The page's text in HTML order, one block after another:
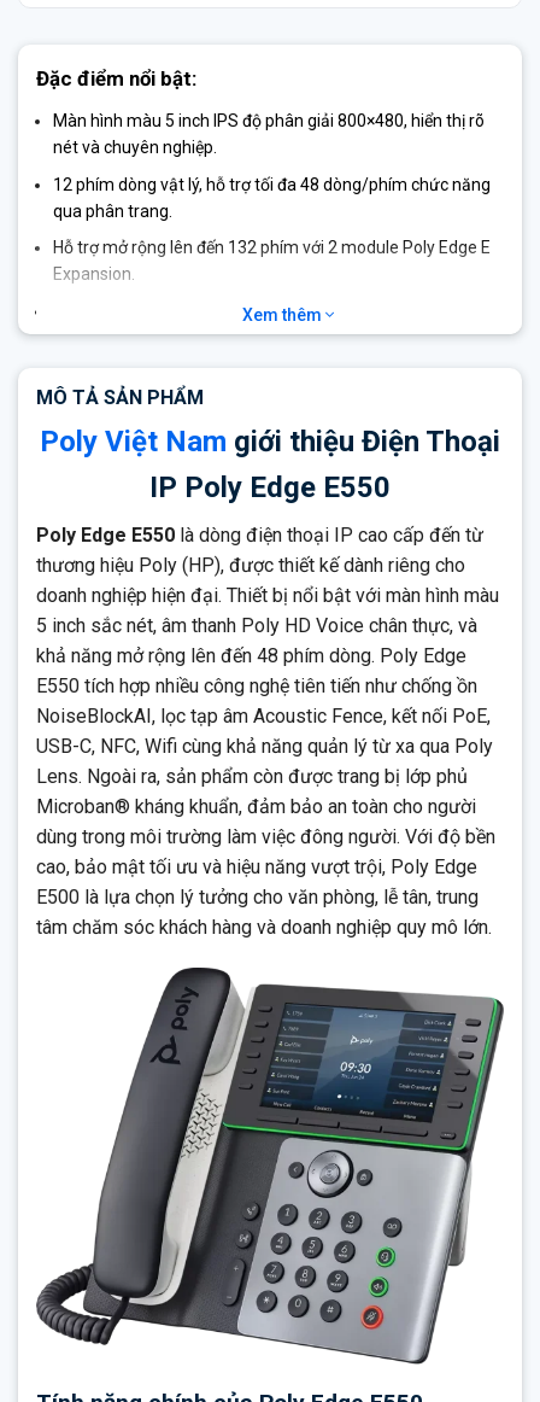
Đặc điểm nổi bật:
Màn hình màu 5 inch IPS độ phân giải 800×480, hiển thị rõ
nét và chuyên nghiệp.
12 phím dòng vật lý, hỗ trợ tối đa 48 dòng/phím chức năng
qua phân trang.
Hỗ trợmở rộng lên đến 132 phím với 2 module Poly Edge E
Expansion.
, tích hợpAcoustic Fence
NoiseBlockAIgiúp lọc tạp âm, loại bỏ tiếng ồn hiệu quả.
cho chất lượng đàm thoại tối ưu.
2 cổng Gigabit Ethernet (10/100/1000 Mbps)có hỗ trợ PoE
(802.3af Class 4).
Kết nối hiện đại:
USB-C, RJ9, EHSvà NFC, Wifi
Bề mặt và tay cầm phủMicroban® kháng khuẩn, an toàn
khi sử dụng lâu dài trong môi trường đông người.
Hỗ trợ các chuẩn bảo mật tiên tiến: SRTP, TLS, HTTPS,
802.1X, xác thực và mã hóa dữ liệu.
Quản lý thiết bị từ xa dễ dàng quaPoly Lens hoặc Zero-
Touch Provisioning.
Tương thích tốt với các nền tảng UC như Zoom, Microsoft
Teams, 3CX, RingCentral…
Thiết kế bền bỉ, hiện đại, phù hợp cho văn phòng, tổng đài, lễ
tân và doanh nghiệp quy mô lớn.
Xem thêm
MÔ TẢ SẢN PHẨM
Poly Việt Nam giới thiệu Điện Thoại
IP Poly Edge E550
Poly Edge E550 là dòng điện thoại IP cao cấp đến từ
thương hiệu Poly (HP), được thiết kế dành riêng cho
doanh nghiệp hiện đại. Thiết bị nổi bật với màn hình màu
5 inch sắc nét, âm thanh Poly HD Voice chân thực, và
khả năng mở rộng lên đến 48 phím dòng. Poly Edge
E550 tích hợp nhiều công nghệ tiên tiến như chống ồn
NoiseBlockAI, lọc tạp âm Acoustic Fence, kết nối PoE,
USB-C, NFC, Wifi cùng khả năng quản lý từ xa qua Poly
Lens. Ngoài ra, sản phẩm còn được trang bị lớp phủ
Microban® kháng khuẩn, đảm bảo an toàn cho người
dùng trong môi trường làm việc đông người. Với độ bền
cao, bảo mật tối ưu và hiệu năng vượt trội, Poly Edge
E500 là lựa chọn lý tưởng cho văn phòng, lễ tân, trung
tâm chăm sóc khách hàng và doanh nghiệp quy mô lớn.